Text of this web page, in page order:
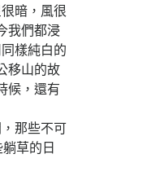
暗，風很
我們都浸
樣純白的
移山的故
候，還有
那些不可
草的日